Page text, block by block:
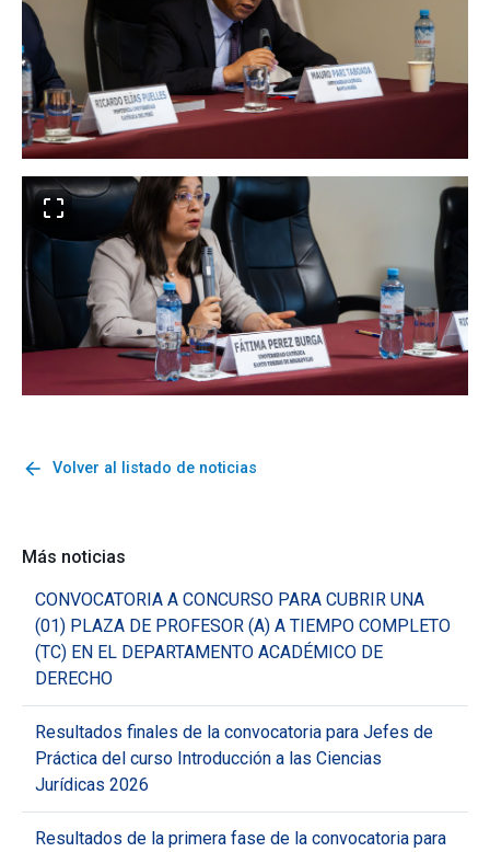
arrow_back Volver al listado de noticias
Más noticias
CONVOCATORIA A CONCURSO PARA CUBRIR UNA
(01) PLAZA DE PROFESOR (A) A TIEMPO COMPLETO
(TC) EN EL DEPARTAMENTO ACADÉMICO DE
DERECHO
Resultados finales de la convocatoria para Jefes de
Práctica del curso Introducción a las Ciencias
Jurídicas 2026
Resultados de la primera fase de la convocatoria para